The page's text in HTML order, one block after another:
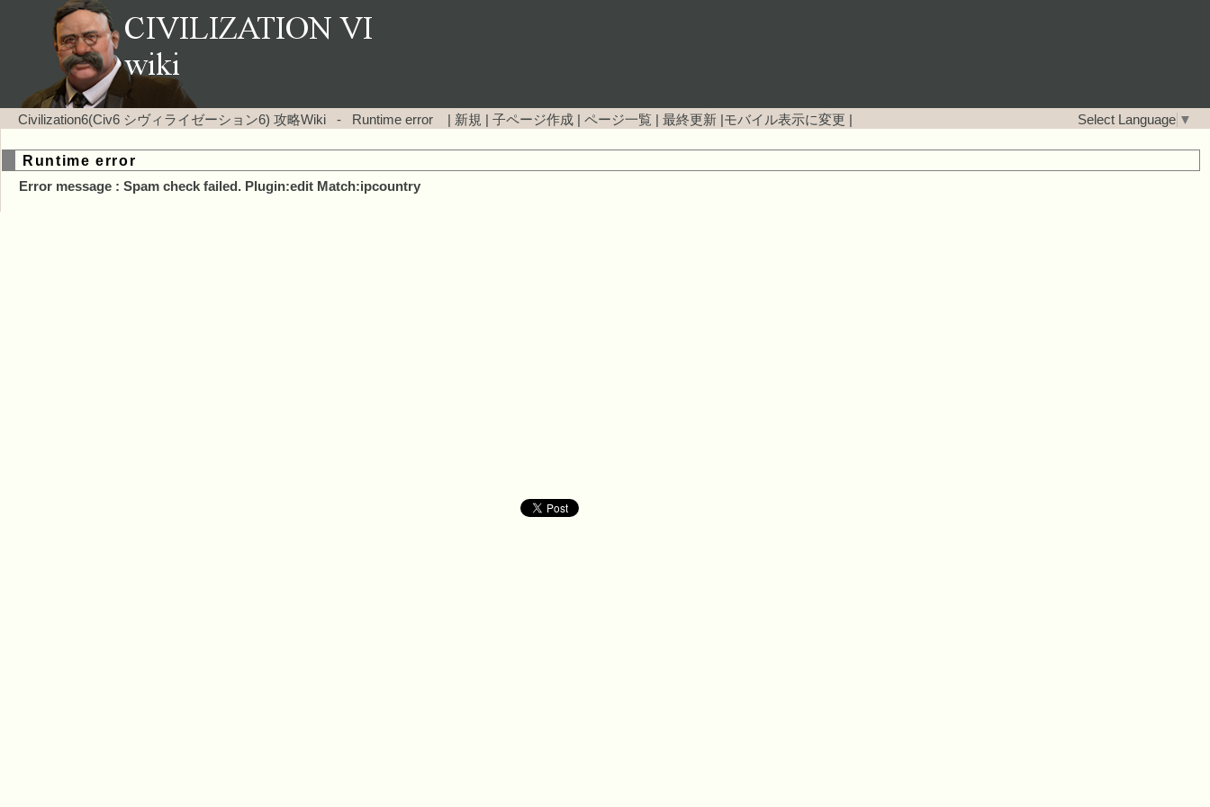
Civilization6(Civ6 シヴィライゼーション6) 攻略Wiki - Runtime error | 新規 子ページ作成 ページ一覧 最終更新 モバイル表示に変更 Select Language ▼
Runtime error
Error message : Spam check failed. Plugin:edit Match:ipcountry